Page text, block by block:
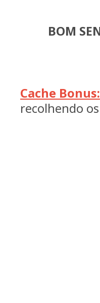
BOM
Cache Bonus:
recolhendo